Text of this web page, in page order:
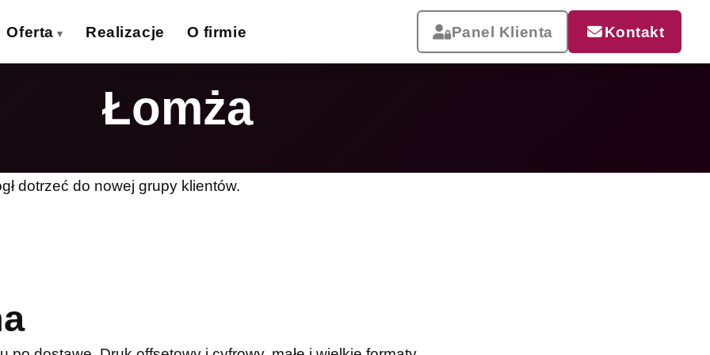
Oferta
Ulotki
wielkoformat. › Naklejki ›
Zobacz całą ofertę
Realizacje O firmie Panel Klienta Kontakt
Łomża
dotrzeć do nowej grupy klientów.